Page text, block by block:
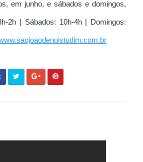
em junho, e sábados e domingos,
2h | Sábados: 10h-4h | Domingos: